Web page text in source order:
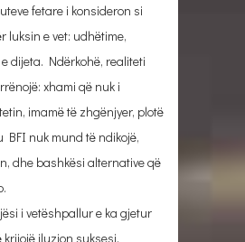
fetare i konsideron si
luksin e vet: udhëtime,
dijeta. Ndërkohë, realiteti
xhami që nuk i
imamë të zhgënjyer, plotë
BFI nuk mund të ndikojë,
dhe bashkësi alternative që
i vetëshpallur e ka gjetur
krijojë iluzion suksesi.